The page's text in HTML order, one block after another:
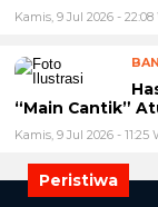
Kamis, 9 Jul 2026 - 22:08
“Main Cantik”
Kamis, 9 Jul 2026 - 11:25
Peristiwa